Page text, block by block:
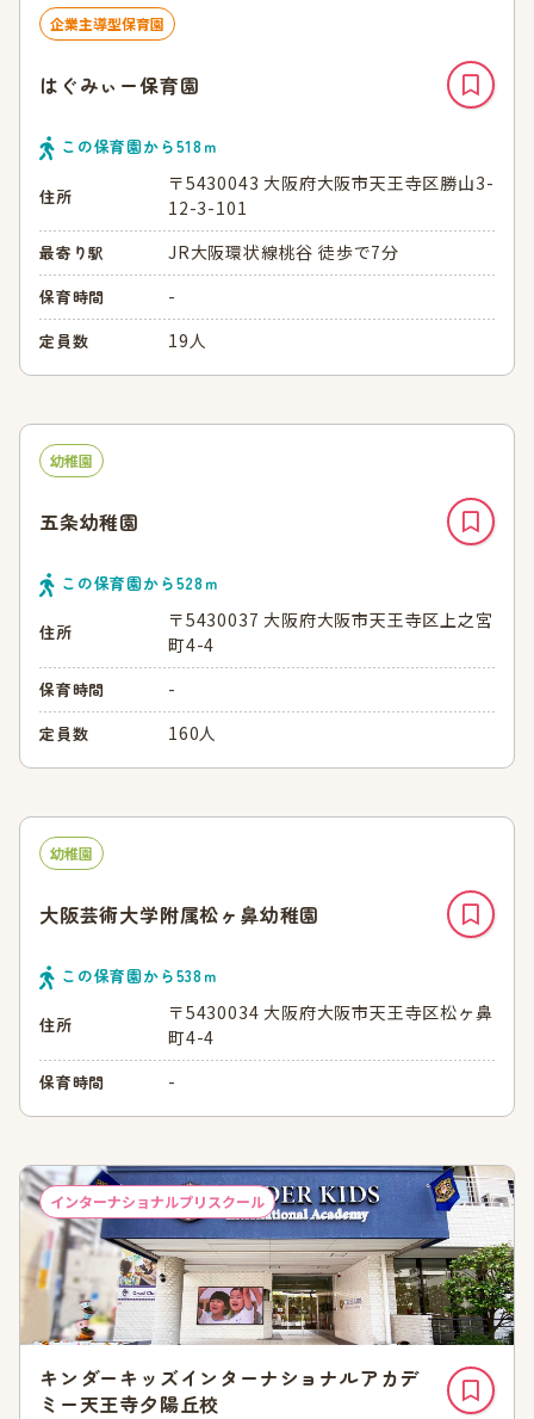
企業主導型保育園
はぐみぃー保育園
この保育園から518ｍ
住所
〒5430043 大阪府大阪市天王寺区勝山3-
12-3-101
最寄り駅 JR大阪環状線桃谷 徒歩で7分
保育時間 -
定員数 19人
幼稚園
五条幼稚園
この保育園から528ｍ
住所
〒5430037 大阪府大阪市天王寺区上之宮
町4-4
保育時間 -
定員数 160人
幼稚園
大阪芸術大学附属松ヶ鼻幼稚園
この保育園から538ｍ
住所
〒5430034 大阪府大阪市天王寺区松ヶ鼻
町4-4
保育時間 -
インターナショナルプリスクール
キンダーキッズインターナショナルアカデ
ミー天王寺夕陽丘校